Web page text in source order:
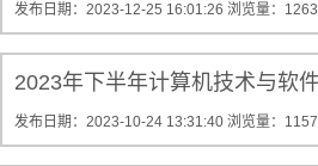
发布日期：2023-12-25 16:01:26 浏览量：
2023年下半年计算机技术与软
发布日期：2023-10-24 13:31:40 浏览量：